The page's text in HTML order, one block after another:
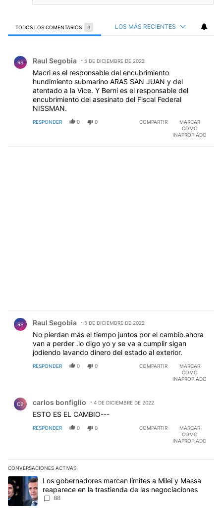
TODOS LOS COMENTARIOS 3 LOS MÁS RECIENTES
RS Raul Segobia 5 DE DICIEMBRE DE 2022
Macri es el responsable del encubrimiento
hundimiento submarino ARAS SAN JUAN y del
atentado a la Vice. Y Berni es el responsable del
encubrimiento del asesinato del Fiscal Federal
NISSMAN.
RESPONDER 0 0 COMPARTIR
MARCAR
COMO
INAPROPIADO
RS Raul Segobia 5 DE DICIEMBRE DE 2022
No pierdan más el tiempo juntos por el cambio.ahora
van a perder .lo digo yo y se va a cumplir sigan
jodiendo lavando dinero del estado al exterior.
RESPONDER 0 0 COMPARTIR
MARCAR
COMO
INAPROPIADO
CB carlos bonfiglio 4 DE DICIEMBRE DE 2022
ESTO ES EL CAMBIO---
RESPONDER 0 0 COMPARTIR
MARCAR
COMO
INAPROPIADO
CONVERSACIONES ACTIVAS
Este listado muestra los artículos con más comentarios en los
Un artículo de tendencia con el título "Los gobernadores
Los gobernadores marcan límites a Milei y Massa
reaparece en la trastienda de las negociaciones
88